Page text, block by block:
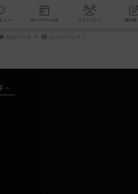
新着レビュー ボードゲーム会 コミュニティ
作品データ ルール/インスト
～